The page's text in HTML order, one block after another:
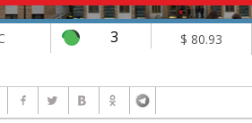
3
$ 80.93